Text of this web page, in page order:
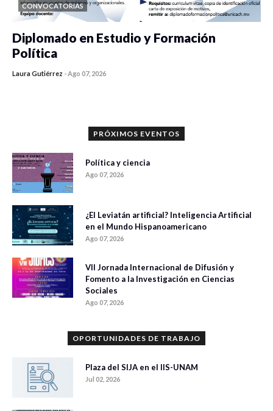
CONVOCATORIAS
Diplomado en Estudio y Formación
Política
Laura Gutiérrez -Ago 07, 2026
PRÓXIMOS EVENTOS
Política y ciencia
Ago 07, 2026
¿El Leviatán artificial? Inteligencia Artificial
en el Mundo Hispanoamericano
Ago 07, 2026
VII Jornada Internacional de Difusión y
Fomento a la Investigación en Ciencias
Sociales
Ago 07, 2026
OPORTUNIDADES DE TRABAJO
Plaza del SIJA en el IIS-UNAM
Jul 02, 2026